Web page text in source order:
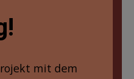
mit dem